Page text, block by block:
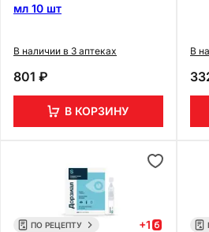
мл 10 шт
В наличии в 3 аптеках
801 ₽
В КОРЗИНУ
В
ПО РЕЦЕПТУ +1